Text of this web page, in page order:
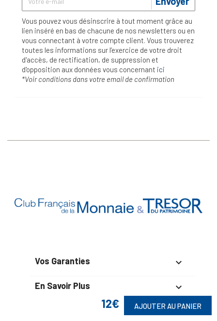
12€ AJOUTER AU PANIER
Vous pouvez vous désinscrire à tout moment grâce au
lien inséré en bas de chacune de nos newsletters ou en
vous connectant à votre compte client. Vous trouverez
toutes les informations sur l’exercice de votre droit
d'accès, de rectification, de suppression et
d'opposition aux données vous concernant ici
*Voir conditions dans votre email de confirmation
Vos Garanties 
En Savoir Plus 
